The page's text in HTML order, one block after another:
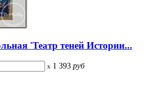
'Театр теней Истории...
x 1 393 руб